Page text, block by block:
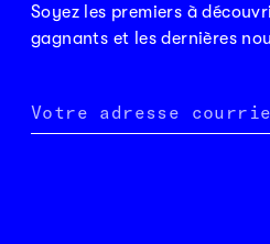
Soyez les premiers à
gagnants et les dernières
Votre adresse